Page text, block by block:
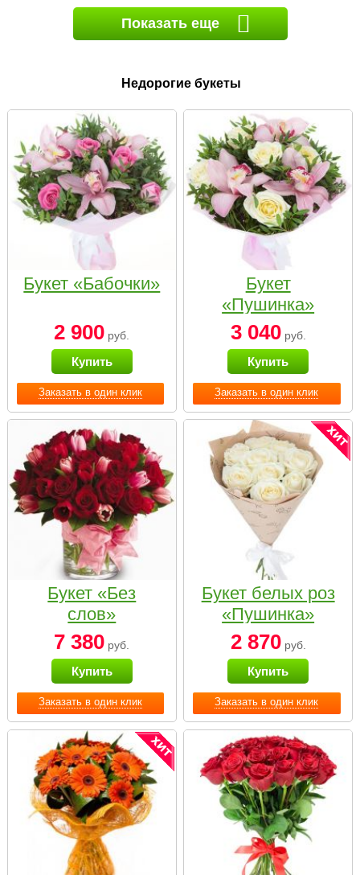
Показать еще
Недорогие букеты
Заказать в один клик
Букет «Бабочки»
2 900 руб.
Купить
Заказать в один клик
Букет
«Пушинка»
3 040руб.
Купить
Заказать в один клик
Букет «Без
слов»
7 380 руб.
Купить
Заказать в один клик
Букет белых роз
«Пушинка»
2 870руб.
Купить